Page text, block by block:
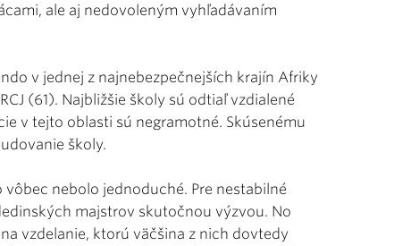
ale aj nedovoleným vyhľadávaním
v jednej z najnebezpečnejších krajín Afriky
(61). Najbližšie školy sú odtiaľ vzdialené
v tejto oblasti sú negramotné. Skúsenému
školy.
nebolo jednoduché. Pre nestabilné
majstrov skutočnou výzvou. No
vzdelanie, ktorú väčšina z nich dovtedy